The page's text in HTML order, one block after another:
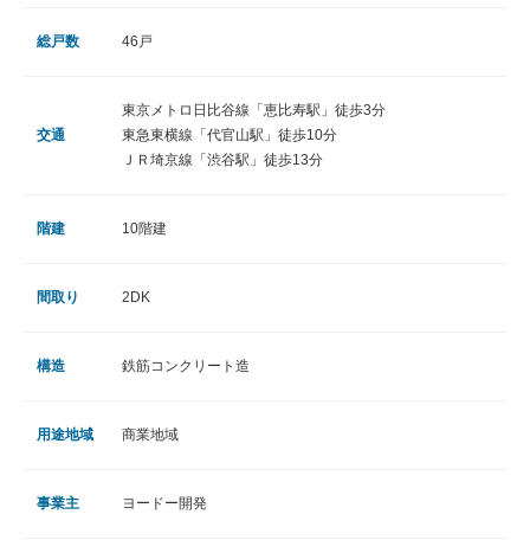
総戸数 46戸
交通
東京メトロ日比谷線「恵比寿駅」徒歩3分
東急東横線「代官山駅」徒歩10分
ＪＲ埼京線「渋谷駅」徒歩13分
階建 10階建
間取り 2DK
構造 鉄筋コンクリート造
用途地域 商業地域
事業主 ヨードー開発